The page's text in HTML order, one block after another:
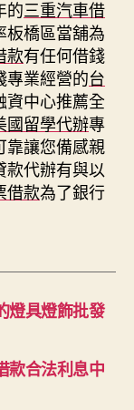
的三重汽車借
板橋區當舖為
款有任何借錢
專業經營的台
資中心推薦全
國留學代辦專
靠讓您備感親
款代辦有與以
借款為了銀行
燈具燈飾批發
款合法利息中